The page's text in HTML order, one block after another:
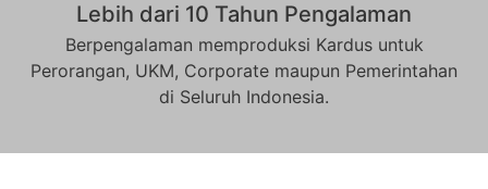
Lebih dari 10 Tahun Pengalaman
Berpengalaman memproduksi Kardus untuk
Perorangan, UKM, Corporate maupun Pemerintahan
di Seluruh Indonesia.